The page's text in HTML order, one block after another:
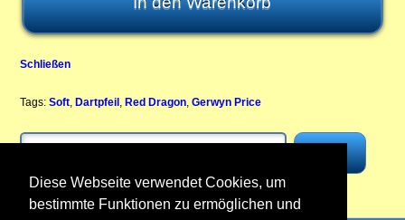
Diese Webseite verwendet Cookies, um
bestimmte Funktionen zu ermöglichen und
Schließen
Tags: Soft ,Dartpfeil ,Red Dragon ,Gerwyn Price